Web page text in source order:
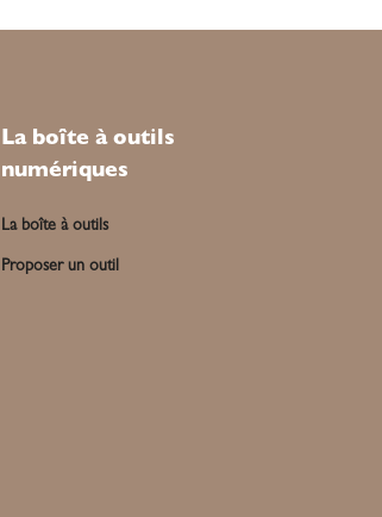
La boîte à outils
numériques
La boîte à outils
Proposer un outil